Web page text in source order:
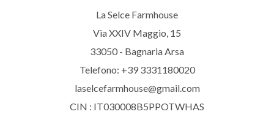
La Selce Farmhouse
Via XXIV Maggio, 15
33050 - Bagnaria Arsa
Telefono: +39 3331180020
laselcefarmhouse@gmail.com
CIN : IT030008B5PPOTWHAS